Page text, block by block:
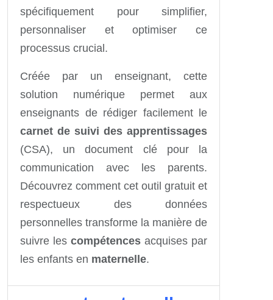
spécifiquement pour simplifier,
personnaliser et optimiser ce
processus crucial.
Créée par un enseignant, cette
solution numérique permet aux
enseignants de rédiger facilement le
carnet de suivi des apprentissages
(CSA), un document clé pour la
communication avec les parents.
Découvrez comment cet outil gratuit et
respectueux des données
personnelles transforme la manière de
suivre les compétences acquises par
les enfants en maternelle.